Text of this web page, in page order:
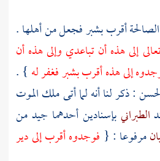
الصالحة أقرب بشبر فجعل من أهلها .
إلى هذه أن تباعدي وإلى هذه أن
إلى هذه أقرب بشبر فغفر له } .
: ذكر لنا أنه لما أتى ملك الموت
الطبرانيبإسنادين أحدهما جيد من
مرفوعا : { فوجدوه أقرب إلى دير